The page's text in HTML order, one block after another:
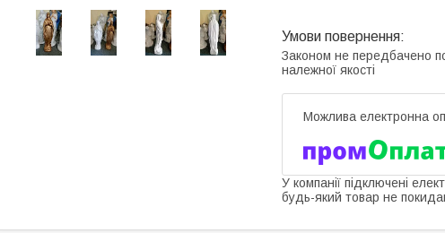
Законом не передбачено
належної якості
У компанії підключені
будь-який товар не